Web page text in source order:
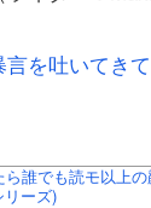
を吐いてき
誰でも読モ以上
リーズ)